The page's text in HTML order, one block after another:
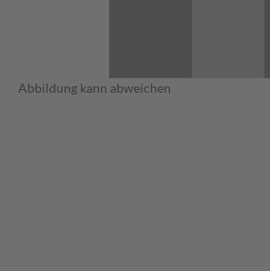
Abbildung kann abweichen